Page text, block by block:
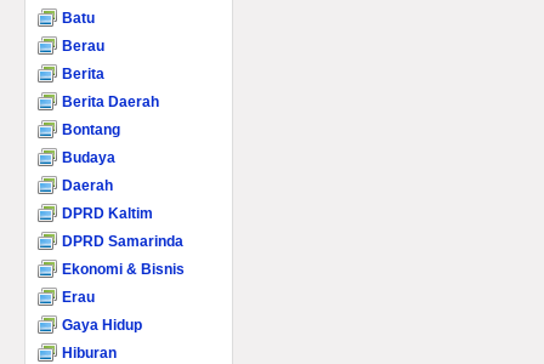
Batu
Berau
Berita
Berita Daerah
Bontang
Budaya
Daerah
DPRD Kaltim
DPRD Samarinda
Ekonomi & Bisnis
Erau
Gaya Hidup
Hiburan